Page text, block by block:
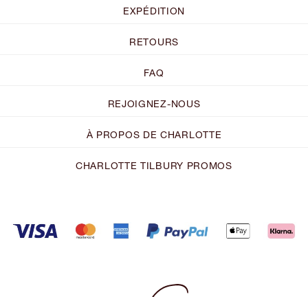
EXPÉDITION
RETOURS
FAQ
REJOIGNEZ-NOUS
À PROPOS DE CHARLOTTE
CHARLOTTE TILBURY PROMOS